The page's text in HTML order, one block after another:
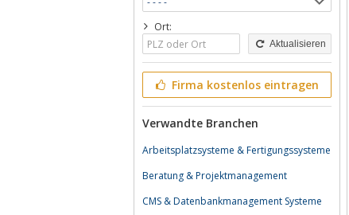
Ort:
Aktualisieren
Firma kostenlos eintragen
Verwandte Branchen
Arbeitsplatzsysteme & Fertigungssysteme
Beratung & Projektmanagement
CMS & Datenbankmanagement Systeme